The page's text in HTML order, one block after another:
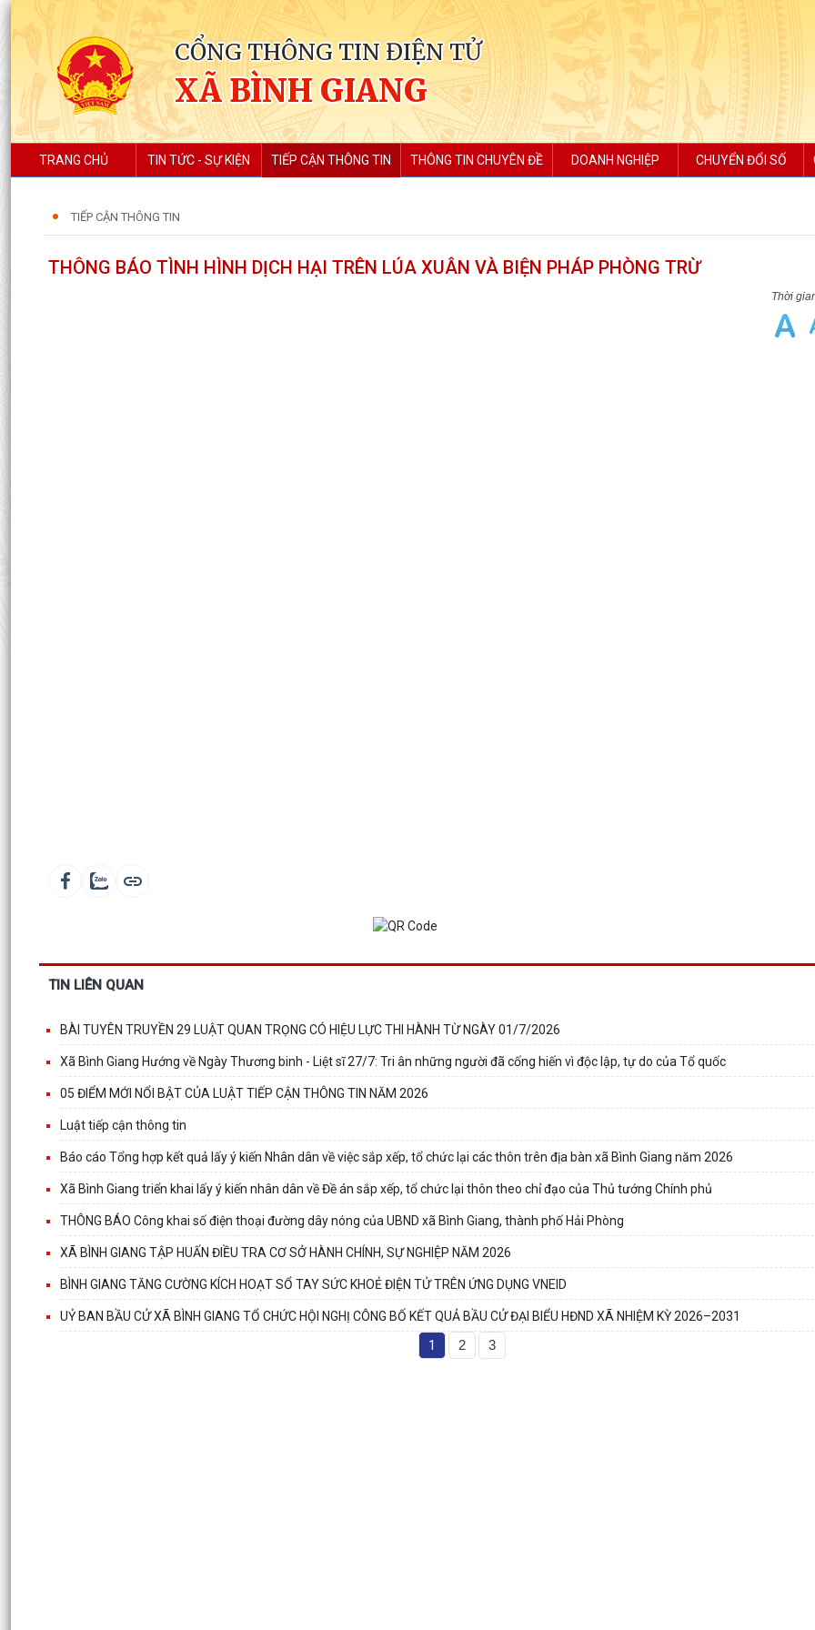
CỔNG THÔNG TIN ĐIỆN TỬ
XÃ BÌNH GIANG
TRANG CHỦ TIN TỨC - SỰ KIỆN TIẾP CẬN THÔNG TIN THÔNG TIN CHUYÊN ĐỀ DOANH NGHIỆP CHUYỂN ĐỔI SỐ
TIẾP CẬN THÔNG TIN
THÔNG BÁO TÌNH HÌNH DỊCH HẠI TRÊN LÚA XUÂN VÀ BIỆN PHÁP PHÒNG TRỪ
TIN LIÊN QUAN
BÀI TUYÊN TRUYỀN 29 LUẬT QUAN TRỌNG CÓ HIỆU LỰC THI HÀNH TỪ NGÀY 01/7/2026
Xã Bình Giang Hướng về Ngày Thương binh - Liệt sĩ 27/7: Tri ân những người đã cống hiến vì độc lập, tự do của Tổ quốc
05 ĐIỂM MỚI NỔI BẬT CỦA LUẬT TIẾP CẬN THÔNG TIN NĂM 2026
Luật tiếp cận thông tin
Báo cáo Tổng hợp kết quả lấy ý kiến Nhân dân về việc sắp xếp, tổ chức lại các thôn trên địa bàn xã Bình Giang năm 2026
Xã Bình Giang triển khai lấy ý kiến nhân dân về Đề án sắp xếp, tổ chức lại thôn theo chỉ đạo của Thủ tướng Chính phủ
THÔNG BÁO Công khai số điện thoại đường dây nóng của UBND xã Bình Giang, thành phố Hải Phòng
XÃ BÌNH GIANG TẬP HUẤN ĐIỀU TRA CƠ SỞ HÀNH CHÍNH, SỰ NGHIỆP NĂM 2026
BÌNH GIANG TĂNG CƯỜNG KÍCH HOẠT SỔ TAY SỨC KHOẺ ĐIỆN TỬ TRÊN ỨNG DỤNG VNEID
UỶ BAN BẦU CỬ XÃ BÌNH GIANG TỔ CHỨC HỘI NGHỊ CÔNG BỐ KẾT QUẢ BẦU CỬ ĐẠI BIỂU HĐND XÃ NHIỆM KỲ 2026–2031
1 2 3